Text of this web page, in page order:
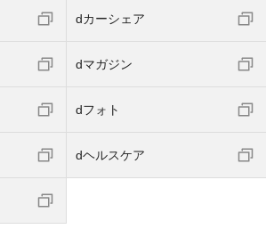
dカーシェア
dマガジン
dフォト
dヘルスケア